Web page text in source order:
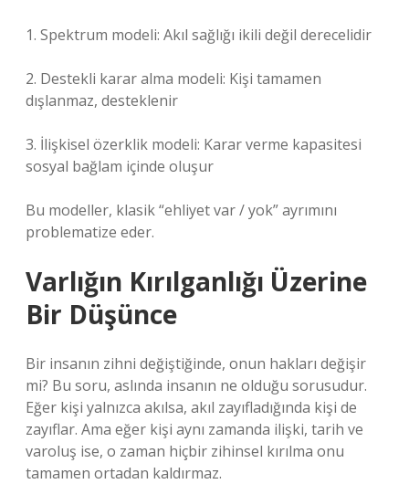
1. Spektrum modeli: Akıl sağlığı ikili değil derecelidir
2. Destekli karar alma modeli: Kişi tamamen
dışlanmaz, desteklenir
3. İlişkisel özerklik modeli: Karar verme kapasitesi
sosyal bağlam içinde oluşur
Bu modeller, klasik “ehliyet var / yok” ayrımını
problematize eder.
Varlığın Kırılganlığı Üzerine
Bir Düşünce
Bir insanın zihni değiştiğinde, onun hakları değişir
mi? Bu soru, aslında insanın ne olduğu sorusudur.
Eğer kişi yalnızca akılsa, akıl zayıfladığında kişi de
zayıflar. Ama eğer kişi aynı zamanda ilişki, tarih ve
varoluş ise, o zaman hiçbir zihinsel kırılma onu
tamamen ortadan kaldırmaz.